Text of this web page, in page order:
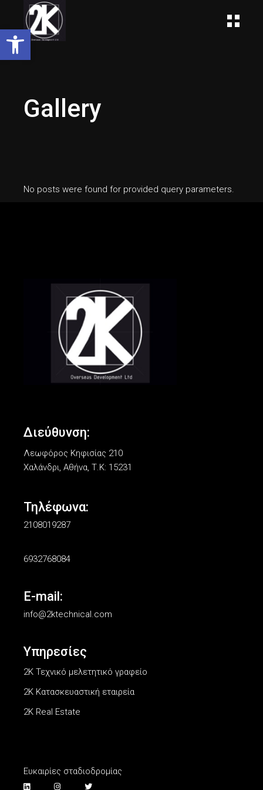
Open toolbar
Gallery
No posts were found for provided query parameters.
Διεύθυνση:
Λεωφόρος Κηφισίας 210
Χαλάνδρι, Αθήνα, Τ.Κ: 15231
Τηλέφωνα:
2108019287
6932768084
E-mail:
info@2ktechnical.com
Υπηρεσίες
2Κ Τεχνικό μελετητικό γραφείο
2K Κατασκευαστική εταιρεία
2K Real Estate
Ευκαιρίες σταδιοδρομίας